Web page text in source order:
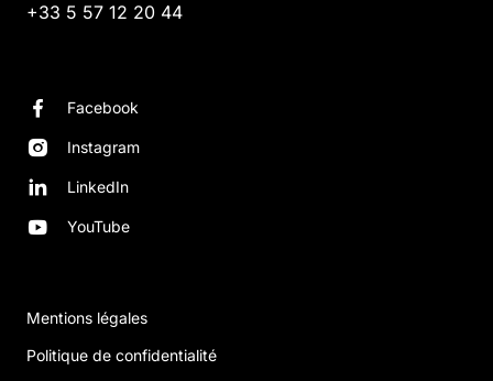
+33 5 57 12 20 44
Facebook
Instagram
LinkedIn
YouTube
Mentions légales
Politique de confidentialité